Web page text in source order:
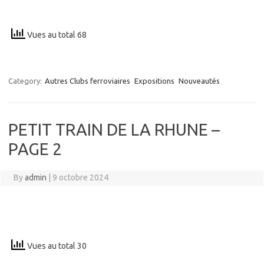
Vues au total 68
Category: Autres Clubs ferroviaires Expositions Nouveautés
PETIT TRAIN DE LA RHUNE –
PAGE 2
Byadmin 9 octobre 2024
Vues au total 30